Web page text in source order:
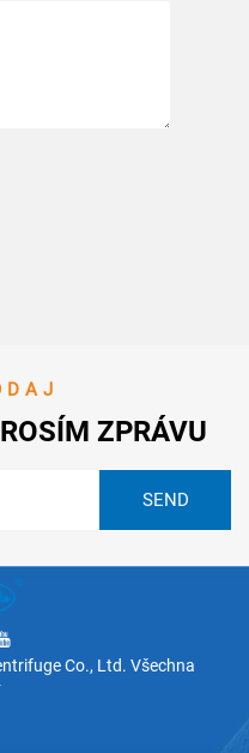
ZPRÁVU
Co., Ltd. Všechna